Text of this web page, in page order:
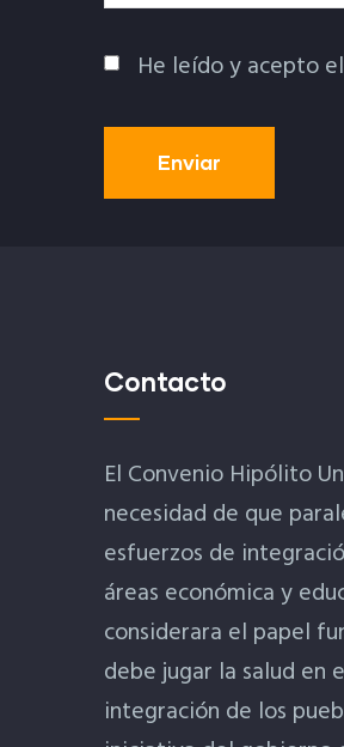
Política De Privacidad
He leído y acepto
Contacto
El Convenio Hipólito
necesidad de que
esfuerzos de
áreas económica y
considerara el papel
debe jugar la salud en
integración de los